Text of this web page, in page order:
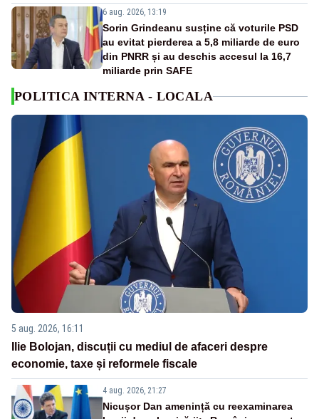
6 aug. 2026, 13:19
Sorin Grindeanu susține că voturile PSD
au evitat pierderea a 5,8 miliarde de euro
din PNRR și au deschis accesul la 16,7
miliarde prin SAFE
POLITICA INTERNA - LOCALA
5 aug. 2026, 16:11
Ilie Bolojan, discuții cu mediul de afaceri despre
economie, taxe și reformele fiscale
4 aug. 2026, 21:27
Nicușor Dan amenință cu reexaminarea